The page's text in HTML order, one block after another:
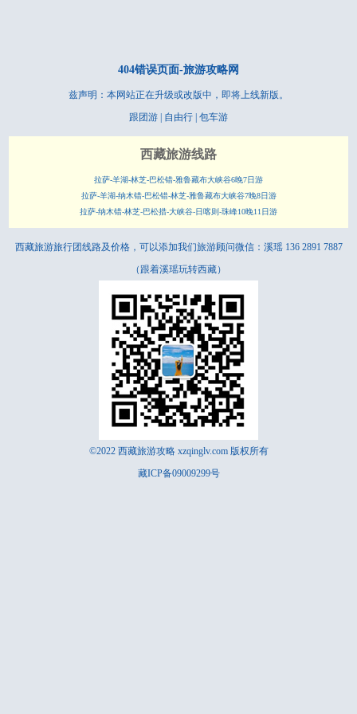
404错误页面-旅游攻略网
兹声明：本网站正在升级或改版中，即将上线新版。
跟团游 | 自由行 | 包车游
西藏旅游线路
拉萨-羊湖-林芝-巴松错-雅鲁藏布大峡谷6晚7日游
拉萨-羊湖-纳木错-巴松错-林芝-雅鲁藏布大峡谷7晚8日游
拉萨-纳木错-林芝-巴松措-大峡谷-日喀则-珠峰10晚11日游
西藏旅游旅行团线路及价格，可以添加我们旅游顾问微信：溪瑶 136 2891 7887
（跟着溪瑶玩转西藏）
©2022 西藏旅游攻略xzqinglv.com 版权所有
藏ICP备09009299号